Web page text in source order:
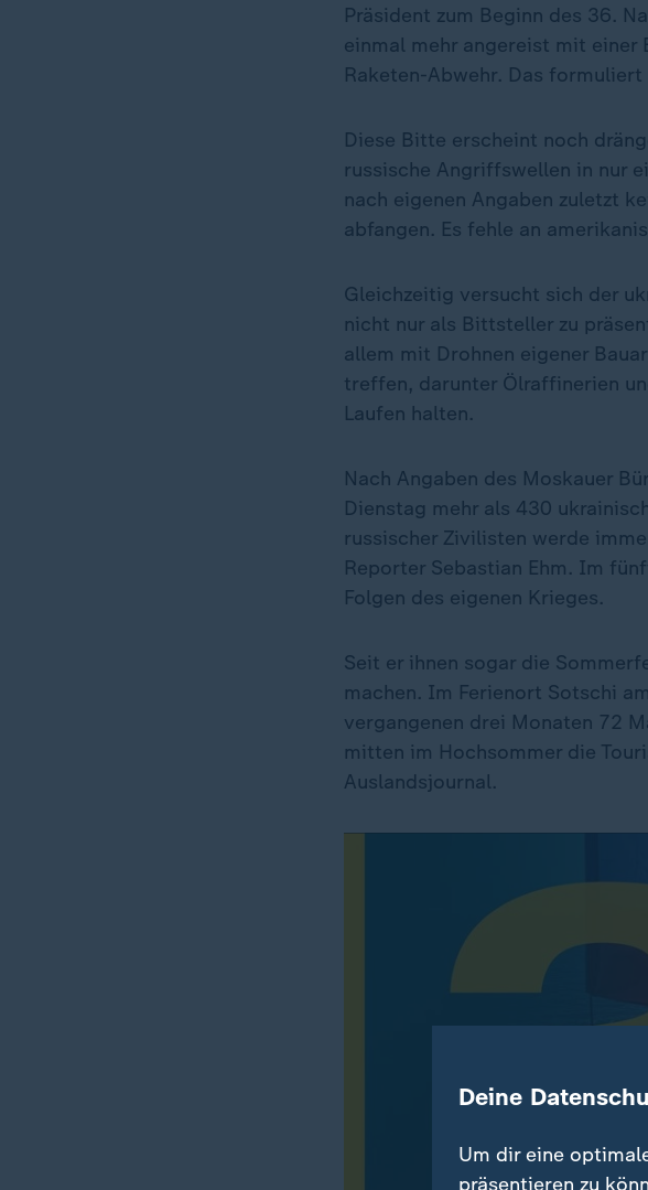
Präsident zum Beginn des 36.
einmal mehr angereist mit
Raketen-Abwehr. Das
Diese Bitte erscheint noch
russische Angriffswellen in nur
nach eigenen Angaben zuletzt
abfangen. Es fehle an
Gleichzeitig versucht sich der
nicht nur als Bittsteller zu
allem mit Drohnen eigener
treffen, darunter Ölraffinerien
Laufen halten.
Nach Angaben des Moskauer
Dienstag mehr als 430
russischer Zivilisten werde
Reporter Sebastian Ehm. Im
Folgen des eigenen Krieges.
Seit er ihnen sogar die
machen. Im Ferienort Sotschi
vergangenen drei Monaten 72
mitten im Hochsommer die
Auslandsjournal.
Deine
Um dir eine
präsentieren zu